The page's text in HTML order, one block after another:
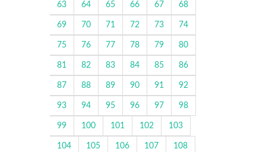
63 64 65 66 67 68
69 70 71 72 73 74
75 76 77 78 79 80
81 82 83 84 85 86
87 88 89 90 91 92
93 94 95 96 97 98
99 100 101 102 103
104 105 106 107 108